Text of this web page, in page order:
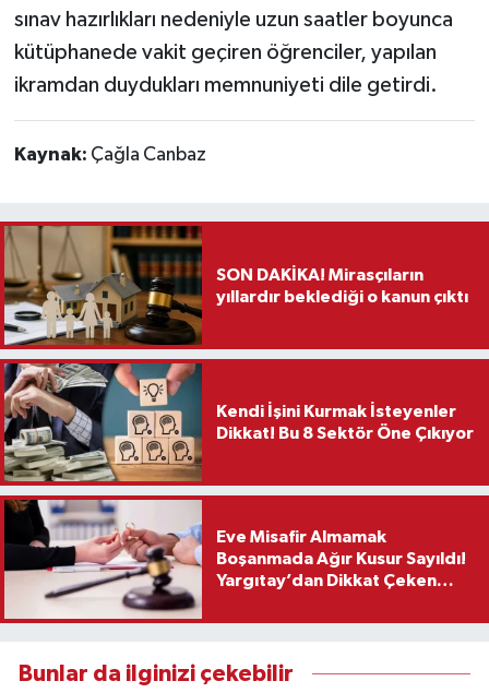
sınav hazırlıkları nedeniyle uzun saatler boyunca
kütüphanede vakit geçiren öğrenciler, yapılan
ikramdan duydukları memnuniyeti dile getirdi.
Kaynak: Çağla Canbaz
SON DAKİKA! Mirasçıların
yıllardır beklediği o kanun çıktı
Kendi İşini Kurmak İsteyenler
Dikkat! Bu 8 Sektör Öne Çıkıyor
Eve Misafir Almamak
Boşanmada Ağır Kusur Sayıldı!
Yargıtay’dan Dikkat Çeken
Bunlar da ilginizi çekebilir